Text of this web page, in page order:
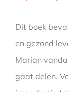
Dit boek
en gezond
Marian
gaat delen.